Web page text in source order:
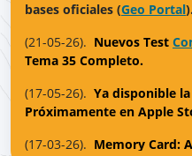
Memory Card
01/07/2026
bases oficiales (Geo Portal
(21-05-26). Nuevos Test
Tema 35 Completo.
(17-05-26). Ya disponible
Próximamente en Apple
(17-03-26). Memory Card: